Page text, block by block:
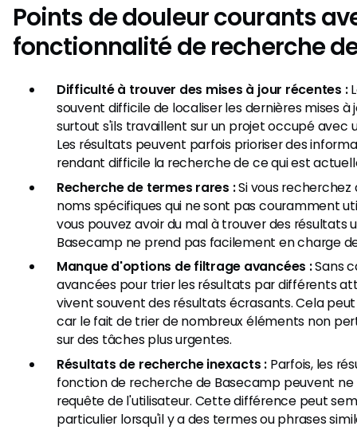
Points de douleur courants
fonctionnalité de recherche
Difficulté à trouver des mises à jour récentes :
souvent difficile de localiser les dernières mises
surtout s'ils travaillent sur un projet occupé avec
Les résultats peuvent parfois prioriser des
rendant difficile la recherche de ce qui est
Recherche de termes rares :Si vous recherchez
noms spécifiques qui ne sont pas couramment
vous pouvez avoir du mal à trouver des résultats
Basecamp ne prend pas facilement en charge
Manque d'options de filtrage avancées :Sans
avancées pour trier les résultats par différents
vivent souvent des résultats écrasants. Cela
car le fait de trier de nombreux éléments non
sur des tâches plus urgentes.
Résultats de recherche inexacts : Parfois, les
fonction de recherche de Basecamp peuvent
requête de l'utilisateur. Cette différence peut
particulier lorsqu'il y a des termes ou phrases